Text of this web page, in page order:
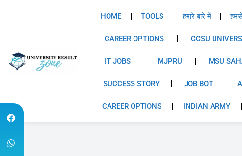
HOME TOOLS हमारे बारे में
CAREER OPTIONS CCSU
IT JOBS MJPRU MSU
SUCCESS STORY JOB BOT
CAREER OPTIONS INDIAN ARMY